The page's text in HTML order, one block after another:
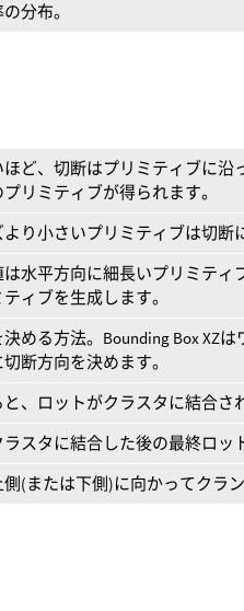
分布。
ど、切断はプリミティブに沿
リミティブが得られます。
り小さいプリミティブは切断
は水平方向に細長いプリミテ
ィブを生成します。
める方法。Bounding Box XZ
断方向を決めます。
、ロットがクラスタに結合さ
スタに結合した後の最終ロッ
(または下側)に向かってクラ